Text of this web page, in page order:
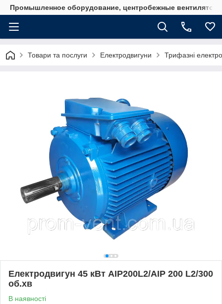
Промышленное оборудование, центробежные
Товари та послуги Електродвигуни Трифазні
Електродвигун 45 кВт АІР200L2/АІР 200 L2/300
об.хв
В наявності